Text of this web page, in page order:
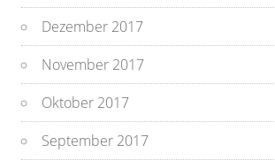
Dezember 2017
November 2017
Oktober 2017
September 2017